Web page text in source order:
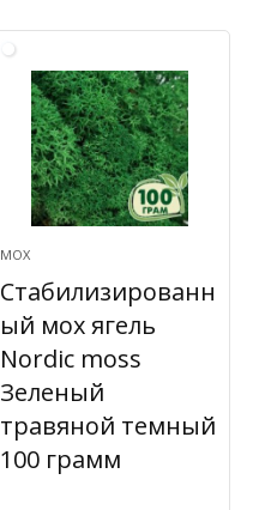
МОХ
Стабилизированн
ый мох ягель
Nordic moss
Зеленый
травяной темный
100 грамм